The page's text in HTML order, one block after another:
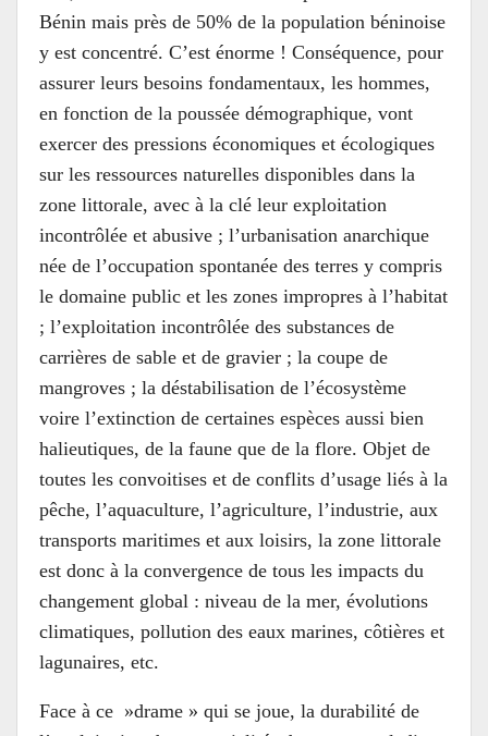
Bénin mais près de 50% de la population béninoise
y est concentré. C’est énorme ! Conséquence, pour
assurer leurs besoins fondamentaux, les hommes,
en fonction de la poussée démographique, vont
exercer des pressions économiques et écologiques
sur les ressources naturelles disponibles dans la
zone littorale, avec à la clé leur exploitation
incontrôlée et abusive ; l’urbanisation anarchique
née de l’occupation spontanée des terres y compris
le domaine public et les zones impropres à l’habitat
; l’exploitation incontrôlée des substances de
carrières de sable et de gravier ; la coupe de
mangroves ; la déstabilisation de l’écosystème
voire l’extinction de certaines espèces aussi bien
halieutiques, de la faune que de la flore. Objet de
toutes les convoitises et de conflits d’usage liés à la
pêche, l’aquaculture, l’agriculture, l’industrie, aux
transports maritimes et aux loisirs, la zone littorale
est donc à la convergence de tous les impacts du
changement global : niveau de la mer, évolutions
climatiques, pollution des eaux marines, côtières et
lagunaires, etc.
Face à ce »drame » qui se joue, la durabilité de